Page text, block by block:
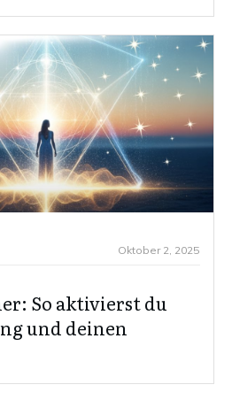
Oktober 2, 2025
So aktivierst du
und deinen